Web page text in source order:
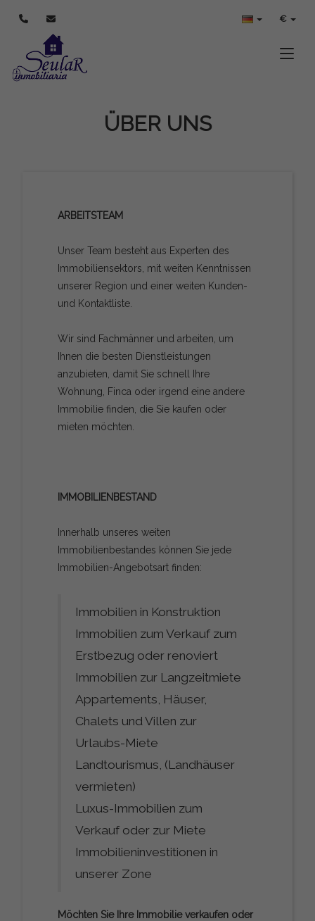
€
ÜBER UNS
ARBEITSTEAM
Unser Team besteht aus Experten des
Immobiliensektors, mit weiten Kenntnissen
unserer Region und einer weiten Kunden-
und Kontaktliste.
Wir sind Fachmänner und arbeiten, um
Ihnen die besten Dienstleistungen
anzubieten, damit Sie schnell Ihre
Wohnung, Finca oder irgend eine andere
Immobilie finden, die Sie kaufen oder
mieten möchten.
IMMOBILIENBESTAND
Innerhalb unseres weiten
Immobilienbestandes können Sie jede
Immobilien-Angebotsart finden:
Immobilien in Konstruktion
Immobilien zum Verkauf zum
Erstbezug oder renoviert
Immobilien zur Langzeitmiete
Appartements, Häuser,
Chalets und Villen zur
Urlaubs-Miete
Landtourismus, (Landhäuser
vermieten)
Luxus-Immobilien zum
Verkauf oder zur Miete
Immobilieninvestitionen in
unserer Zone
Möchten Sie Ihre Immobilie verkaufen oder